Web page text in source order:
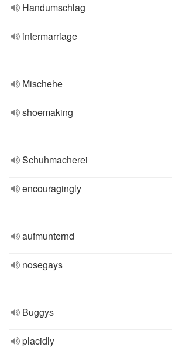
Handumschlag
intermarriage
Mischehe
shoemaking
Schuhmacherei
encouragingly
aufmunternd
nosegays
Buggys
placidly